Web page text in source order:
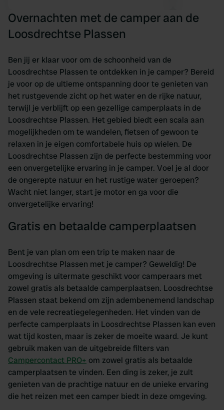
Overnachten met de camper aan de
Loosdrechtse Plassen
Ben jij er klaar voor om de schoonheid van de
Loosdrechtse Plassen te ontdekken in je camper? Bereid
je voor op de ultieme ontspanning door te genieten van
het rustgevende zicht op het water en de rijke natuur,
terwijl je verblijft op een gezellige camperplaats in de
Loosdrechtse Plassen. Het gebied biedt een scala aan
mogelijkheden om te wandelen, fietsen of gewoon te
relaxen in je eigen comfortabele huis op wielen. De
Loosdrechtse Plassen zijn de perfecte bestemming voor
een onvergetelijke ervaring in je camper. Voel je al door
de ongerepte natuur en het rustige water geroepen?
Wacht niet langer, start je motor en ga voor die
onvergetelijke ervaring!
Gratis en betaalde camperplaatsen
Bent je van plan om een trip te maken naar de
Loosdrechtse Plassen met je camper? Geweldig! De
omgeving is uitermate geschikt voor camperaars met
zowel gratis als betaalde camperplaatsen. Loosdrechtse
Plassen staat bekend om zijn adembenemend landschap
en de vele recreatiegelegenheden. Het vinden van de
perfecte camperplaats in Loosdrechtse Plassen kan even
wat tijd kosten, maar is zeker de moeite waard. Je kunt
gebruik maken van de uitgebreide filters van
Campercontact PRO+ om zowel gratis als betaalde
camperplaatsen te vinden. Een ding is zeker, je zult
genieten van de prachtige natuur en de unieke ervaring
die het reizen met een camper biedt in deze omgeving.